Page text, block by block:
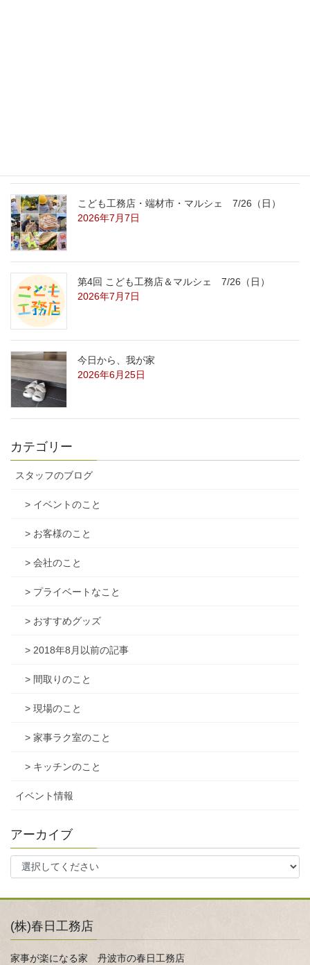
こども工務店・端材市・マルシェ 7/26（日）
2026年7月7日
第4回 こども工務店＆マルシェ 7/26（日）
2026年7月7日
今日から、我が家
2026年6月25日
カテゴリー
スタッフのブログ
> イベントのこと
> お客様のこと
> 会社のこと
> プライベートなこと
> おすすめグッズ
> 2018年8月以前の記事
> 間取りのこと
> 現場のこと
> 家事ラク室のこと
> キッチンのこと
イベント情報
アーカイブ
(株)春日工務店
家事が楽になる家 丹波市の春日工務店